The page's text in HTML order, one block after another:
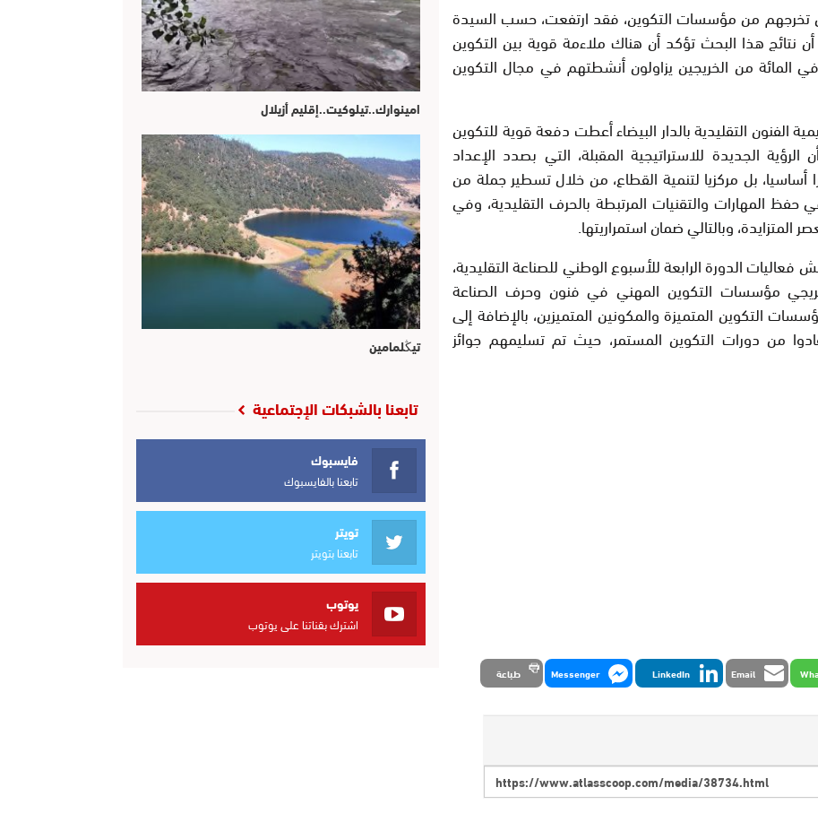
الخريجين، بعد 36 شهرا من تخرجهم من مؤسسات التكوين، فقد ارتفعت، حسب السيدة
المائة، مبرزة أن نتائج هذا البحث تؤكد أن هناك ملاءمة قوية بين التكوين
الملقن ونوع العمل المزاول، حيث أن 93 في المائة من الخريجين يزاولون أنشطتهم في مجال التكوين
الفنون التقليدية بالدار البيضاء أعطت دفعة قوية للتكوين
الجديدة للاستراتيجية المقبلة، التي بصدد الإعداد
بل مركزيا لتنمية القطاع، من خلال تسطير جملة من
حفظ المهارات والتقنيات المرتبطة بالحرف التقليدية، وفي
وبالتالي ضمان استمراريتها.
الدورة الرابعة للأسبوع الوطني للصناعة التقليدية،
مؤسسات التكوين المهني في فنون وحرف الصناعة
التكوين المتميزة والمكونين المتميزين، بالإضافة إلى
من دورات التكوين المستمر، حيث تم تسليمهم جوائز
Email
LinkedIn
Messenger طباعة
امينوارك..تيلوكيت..إقليم أزيلال
تيڭلمامين
تابعنا بالشبكات الإجتماعية
فايسبوك
تابعنا بالفايسبوك
تويتر
تابعنا بتويتر
يوتوب
اشترك بقناتنا على يوتوب